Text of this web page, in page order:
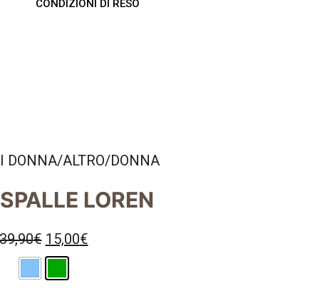
CONDIZIONI DI RESO
DONNA/ALTRO/DONNA
LOREN
€ 15,00€